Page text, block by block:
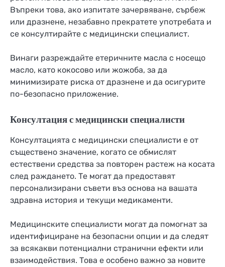
Въпреки това, ако изпитате зачервяване, сърбеж
или дразнене, незабавно прекратете употребата и
се консултирайте с медицински специалист.
Винаги разреждайте етеричните масла с носещо
масло, като кокосово или жожоба, за да
минимизирате риска от дразнене и да осигурите
по-безопасно приложение.
Консултация с медицински специалисти
Консултацията с медицински специалисти е от
съществено значение, когато се обмислят
естествени средства за повторен растеж на косата
след раждането. Те могат да предоставят
персонализирани съвети въз основа на вашата
здравна история и текущи медикаменти.
Медицинските специалисти могат да помогнат за
идентифициране на безопасни опции и да следят
за всякакви потенциални странични ефекти или
взаимодействия. Това е особено важно за новите